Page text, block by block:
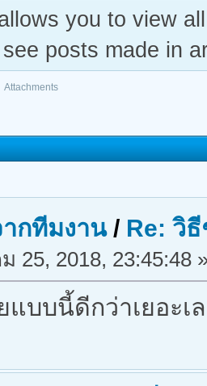
you to view
posts made in
Attachments
กทีมงาน/ Re: วิ
25, 2018, 23:45:48
แบบนี้ดีกว่าเยอะ